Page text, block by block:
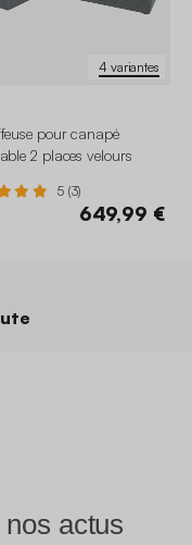
4 variantes
pour canapé
2 places velours
5 (3)
649,99 €
actus